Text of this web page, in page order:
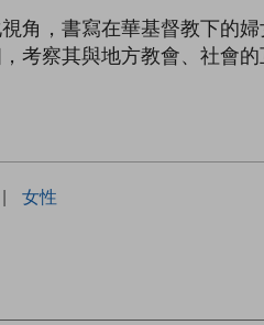
角，書寫在華基督教下的
考察其與地方教會、社會
| 女性